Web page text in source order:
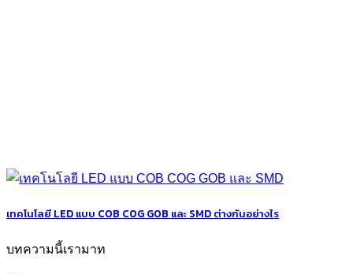
เทคโนโลยี LED แบบ COB COG GOB และ SMD ต่างกันอย่างไร
บทความนี้เรามาท